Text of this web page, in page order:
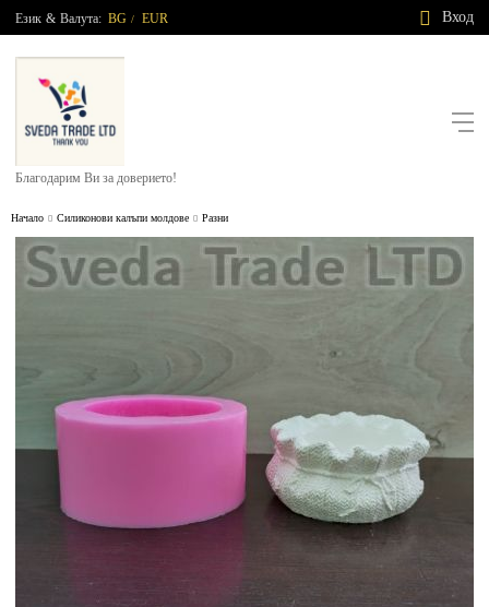
Език & Валута: BG / EUR Вход
Благодарим Ви за доверието!
Начало Силиконови калъпи молдове Разни